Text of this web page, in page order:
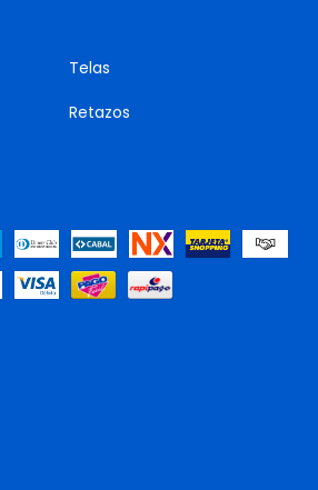
Telas
Retazos